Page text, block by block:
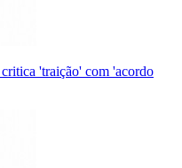
'traição' com 'acordo